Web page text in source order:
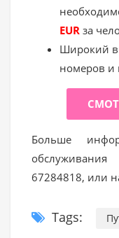
EUR за
Широкий
номеров и
Больше
67284818, или
Tags: